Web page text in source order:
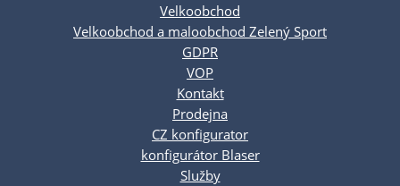
Velkoobchod
Velkoobchod a maloobchod Zelený Sport
GDPR
VOP
Kontakt
Prodejna
CZ konfigurator
konfigurátor Blaser
Služby